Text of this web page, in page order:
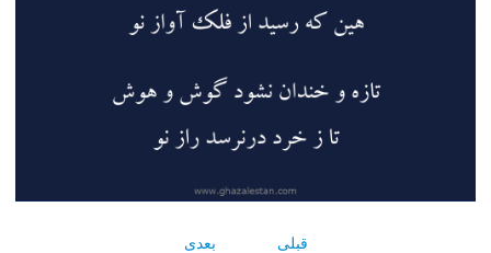
قبلی بعدی